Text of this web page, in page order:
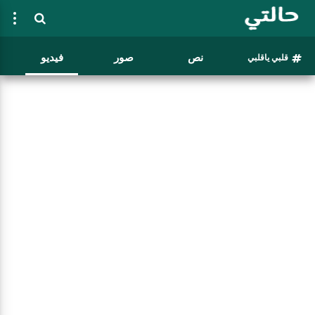
قلبي ياقلبي نص صور فيديو